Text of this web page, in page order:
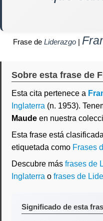
Frase de Liderazgo |
Sobre esta frase de
Esta cita pertenece a
Inglaterra (n. 1953).
Maude en nuestra
Esta frase está
etiquetada como Frases
Descubre más frases de
Inglaterra o frases de
Significado de esta